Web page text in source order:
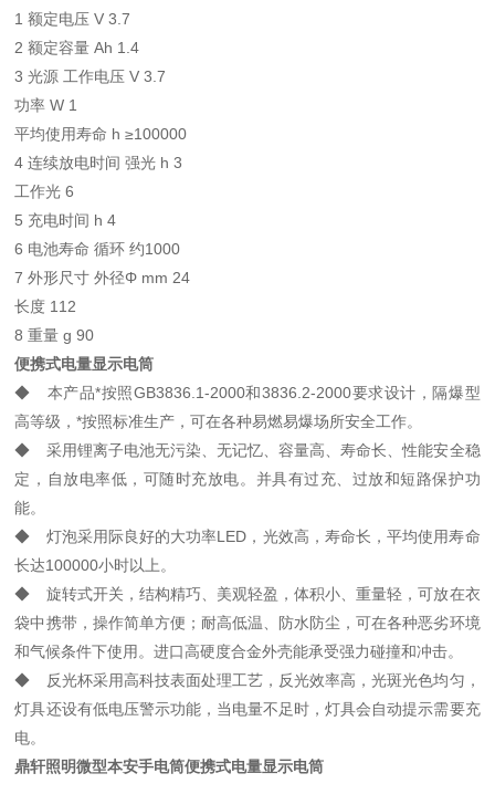
1 额定电压 V 3.7
2 额定容量 Ah 1.4
3 光源 工作电压 V 3.7
功率 W 1
平均使用寿命 h ≥100000
4 连续放电时间 强光 h 3
工作光 6
5 充电时间 h 4
6 电池寿命 循环 约1000
7 外形尺寸 外径Φ mm 24
长度 112
8 重量 g 90
便携式电量显示电筒
◆ 本产品*按照GB3836.1-2000和3836.2-2000要求设计，隔爆型
高等级，*按照标准生产，可在各种易燃易爆场所安全工作。
◆ 采用锂离子电池无污染、无记忆、容量高、寿命长、性能安全稳
定，自放电率低，可随时充放电。并具有过充、过放和短路保护功
能。
◆ 灯泡采用际良好的大功率LED，光效高，寿命长，平均使用寿命
长达100000小时以上。
◆ 旋转式开关，结构精巧、美观轻盈，体积小、重量轻，可放在衣
袋中携带，操作简单方便；耐高低温、防水防尘，可在各种恶劣环境
和气候条件下使用。进口高硬度合金外壳能承受强力碰撞和冲击。
◆ 反光杯采用高科技表面处理工艺，反光效率高，光斑光色均匀，
灯具还设有低电压警示功能，当电量不足时，灯具会自动提示需要充
电。
鼎轩照明微型本安手电筒便携式电量显示电筒